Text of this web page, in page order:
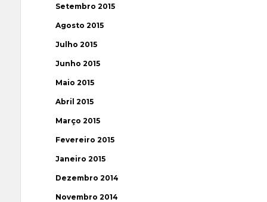
Setembro 2015
Agosto 2015
Julho 2015
Junho 2015
Maio 2015
Abril 2015
Março 2015
Fevereiro 2015
Janeiro 2015
Dezembro 2014
Novembro 2014